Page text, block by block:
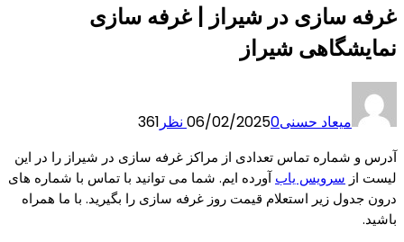
غرفه سازی در شیراز | غرفه سازی
نمایشگاهی شیراز
میعاد حسنی 06/02/20250 نظر 361
آدرس و شماره تماس تعدادی از مراکز غرفه سازی در شیراز را در این
لیست از سرویس یابآورده ایم. شما می توانید با تماس با شماره های
درون جدول زیر استعلام قیمت روز غرفه سازی را بگیرید. با ما همراه
باشید.